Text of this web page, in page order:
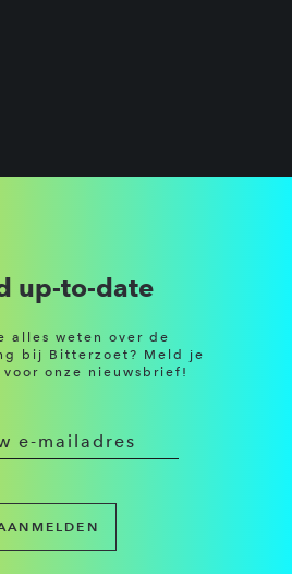
up-to-date
alles weten over de
bij Bitterzoet? Meld je
onze nieuwsbrief!